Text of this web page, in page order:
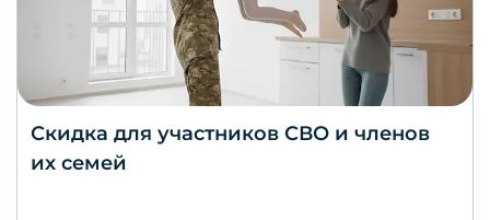
Скидка для участников СВО и членов
их семей